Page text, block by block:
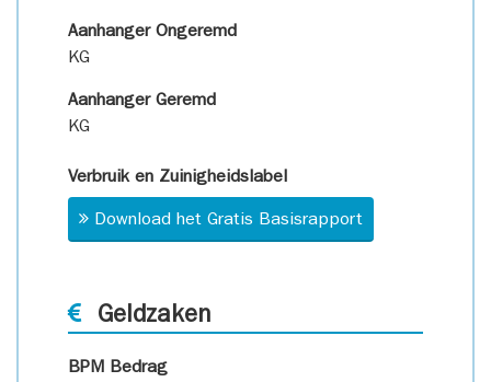
Aanhanger Ongeremd
KG
Aanhanger Geremd
KG
Verbruik en Zuinigheidslabel
Download het Gratis Basisrapport
Geldzaken
BPM Bedrag